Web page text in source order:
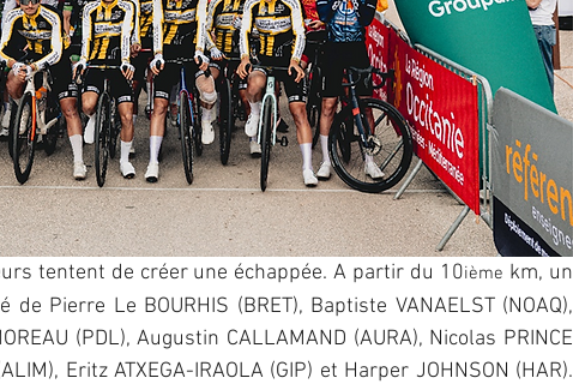
tentent de créer une échappée. A partir du 10ième km, un
Pierre Le BOURHIS (BRET), Baptiste VANAELST (NOAQ),
(PDL), Augustin CALLAMAND (AURA), Nicolas PRINCE
Eritz ATXEGA-IRAOLA (GIP) et Harper JOHNSON (HAR).